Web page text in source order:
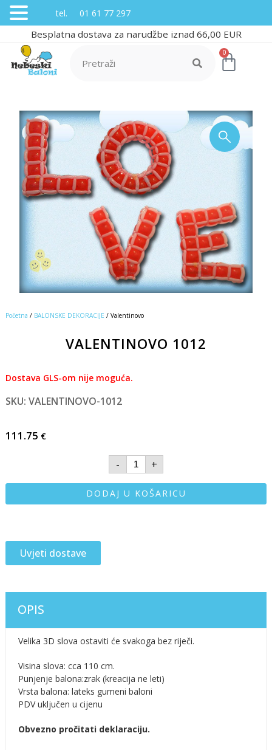
Besplatna dostava za narudžbe iznad 66,00 EUR
0
Početna / BALONSKE DEKORACIJE / Valentinovo
VALENTINOVO 1012
Dostava GLS-om nije moguća.
SKU: VALENTINOVO-1012
111.75 €
- +
DODAJ U KOŠARICU
Uvjeti dostave
OPIS
Velika 3D slova ostaviti će svakoga bez riječi.
Visina slova: cca 110 cm.
Punjenje balona:zrak (kreacija ne leti)
Vrsta balona: lateks gumeni baloni
PDV uključen u cijenu
Obvezno pročitati deklaraciju.
tel. 01 61 77 297